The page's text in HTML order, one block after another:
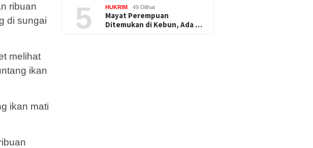
ribuan
di sungai
melihat
ikan
ikan mati
5 HUKRIM 49 Dilihat
Mayat Perempuan
Ditemukan di Kebun, Ada …